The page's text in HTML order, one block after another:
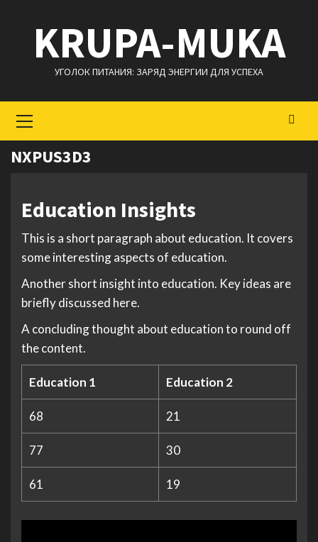
содержимому
KRUPA-MUKA
УГОЛОК ПИТАНИЯ: ЗАРЯД ЭНЕРГИИ ДЛЯ УСПЕХА
меню
NXPUS3D3
Education Insights
This is a short paragraph about education. It covers
some interesting aspects of education.
Another short insight into education. Key ideas are
briefly discussed here.
A concluding thought about education to round off
the content.
Education 1 Education 2
68 21
77 30
61 19